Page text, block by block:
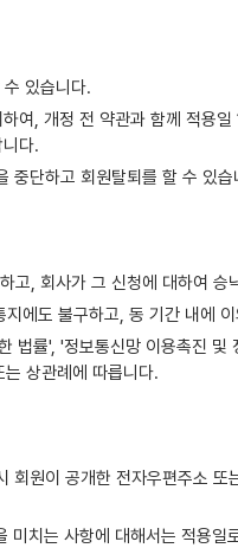
있습니다.
여, 개정 전 약관과 함께 적용
다.
중단하고 회원탈퇴를 할 수 있습
고, 회사가 그 신청에 대하여 승
에도 불구하고, 동 기간 내에
법률', '정보통신망 이용촉진
상관례에 따릅니다.
원이 공개한 전자우편주소
미치는 사항에 대해서는 적용